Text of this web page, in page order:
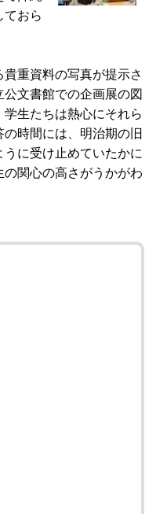
ておら
重資料の写真が提示さ
文書館での企画展の図
生たちは熱心にそれら
時間には、明治期の旧
に受け止めていたかに
関心の高さがうかがわ